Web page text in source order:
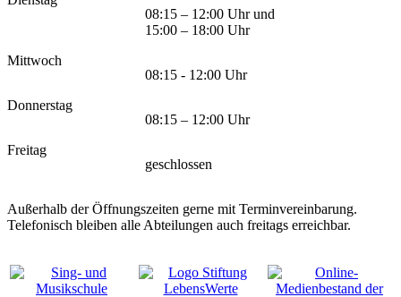
08:15 – 12:00 Uhr und
15:00 – 18:00 Uhr
Mittwoch
08:15 - 12:00 Uhr
Donnerstag
08:15 – 12:00 Uhr
Freitag
geschlossen
Außerhalb der Öffnungszeiten gerne mit Terminvereinbarung.
Telefonisch bleiben alle Abteilungen auch freitags erreichbar.